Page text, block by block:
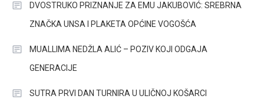
DVOSTRUKO PRIZNANJE ZA EMU JAKUBOVIĆ: SREBRNA
ZNAČKA UNSA I PLAKETA OPĆINE VOGOŠĆA
MUALLIMA NEDŽLA ALIĆ – POZIV KOJI ODGAJA
GENERACIJE
SUTRA PRVI DAN TURNIRA U ULIČNOJ KOŠARCI